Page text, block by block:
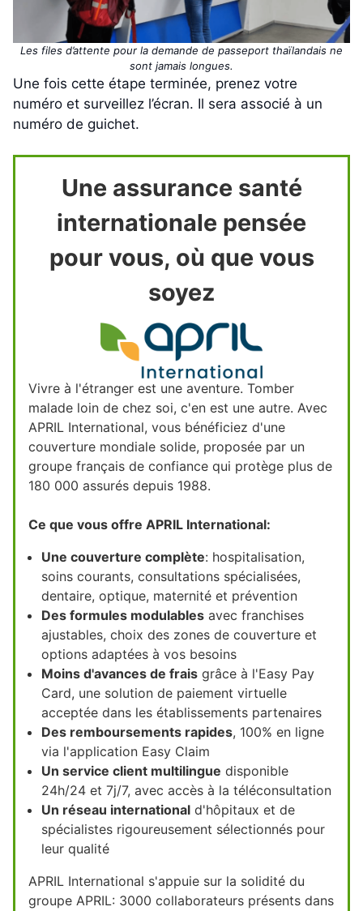
Les files d’attente pour la demande de passeport thaïlandais ne
sont jamais longues.
Une fois cette étape terminée, prenez votre
numéro et surveillez l’écran. Il sera associé à un
numéro de guichet.
Une assurance santé
internationale pensée
pour vous, où que vous
soyez
Vivre à l'étranger est une aventure. Tomber
malade loin de chez soi, c'en est une autre. Avec
APRIL International, vous bénéficiez d'une
couverture mondiale solide, proposée par un
groupe français de confiance qui protège plus de
180 000 assurés depuis 1988.
Ce que vous offre APRIL International:
Une couverture complète: hospitalisation,
soins courants, consultations spécialisées,
dentaire, optique, maternité et prévention
Des formules modulables avec franchises
ajustables, choix des zones de couverture et
options adaptées à vos besoins
Moins d'avances de frais grâce à l'Easy Pay
Card, une solution de paiement virtuelle
acceptée dans les établissements partenaires
Des remboursements rapides, 100% en ligne
via l'application Easy Claim
Un service client multilingue disponible
24h/24 et 7j/7, avec accès à la téléconsultation
Un réseau international d'hôpitaux et de
spécialistes rigoureusement sélectionnés pour
leur qualité
APRIL International s'appuie sur la solidité du
groupe APRIL: 3000 collaborateurs présents dans